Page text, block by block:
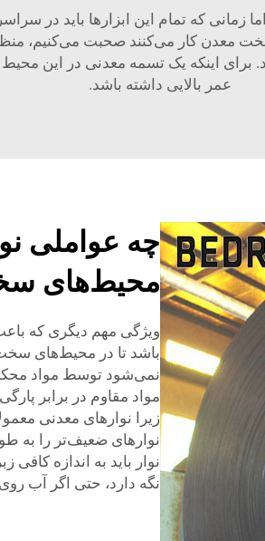
زمانی که تمام این ابزارها باید در
معدن کار می‌کنند صحبت می‌کنیم،
برای اینکه یک تسمه معدنی در این
عمر بالایی داشته باشد.
چه عواملی
محیط‌های
ویژگی مهم دیگری که
باشد تا در محیط‌های
مواد مقاوم در برابر
زیرا نوارهای معدنی
نوارهای ضعیف‌تر را به
نوار باید به اندازه کافی
نگه دارد، حتی اگر آب